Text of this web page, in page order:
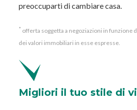
preoccupartidi cambiare casa.
* offerta soggetta a negoziazioni in funzione
dei valori immobiliari in esse espresse.
Migliori il tuo stile di